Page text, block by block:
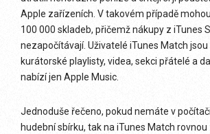
Apple zařízeních. V takovém případě
100 000 skladeb, přičemž nákupy z iTunes
nezapočítávají. Uživatelé iTunes Match
kurátorské playlisty, videa, sekci přátelé a
nabízí jen Apple Music.
Jednoduše řečeno, pokud nemáte v
hudební sbírku, tak na iTunes Match